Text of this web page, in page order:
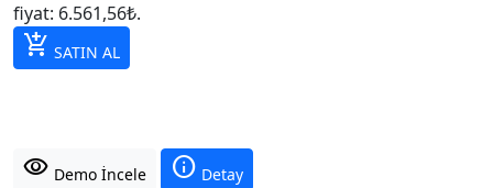
fiyat: 6.561,56₺.
add_shopping_cart SATIN AL
visibility Demo İncele info Detay